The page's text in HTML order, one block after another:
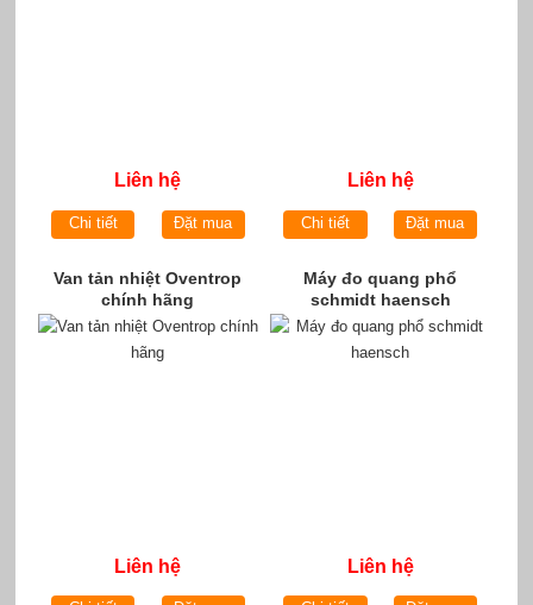
Liên hệ
Chi tiết Đặt mua
Liên hệ
Chi tiết Đặt mua
Van tản nhiệt Oventrop
chính hãng
Liên hệ
Máy đo quang phổ
schmidt haensch
Liên hệ